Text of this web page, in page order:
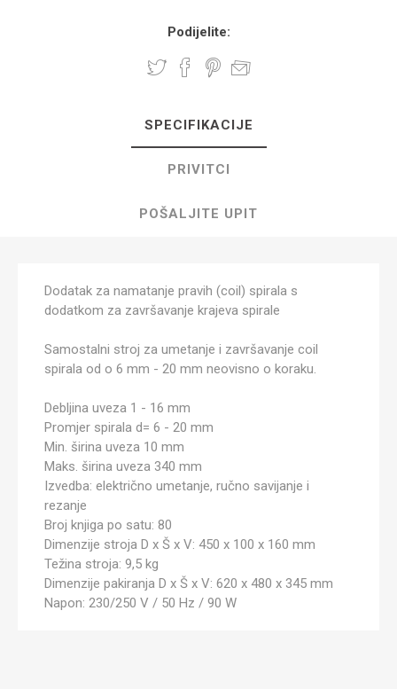
Podijelite:
SPECIFIKACIJE
PRIVITCI
POŠALJITE UPIT
Dodatak za namatanje pravih (coil) spirala s
dodatkom za završavanje krajeva spirale
Samostalni stroj za umetanje i završavanje coil
spirala od o 6 mm - 20 mm neovisno o koraku.
Debljina uveza 1 - 16 mm
Promjer spirala d= 6 - 20 mm
Min. širina uveza 10 mm
Maks. širina uveza 340 mm
Izvedba: električno umetanje, ručno savijanje i
rezanje
Broj knjiga po satu: 80
Dimenzije stroja D x Š x V: 450 x 100 x 160 mm
Težina stroja: 9,5 kg
Dimenzije pakiranja D x Š x V: 620 x 480 x 345 mm
Napon: 230/250 V / 50 Hz / 90 W